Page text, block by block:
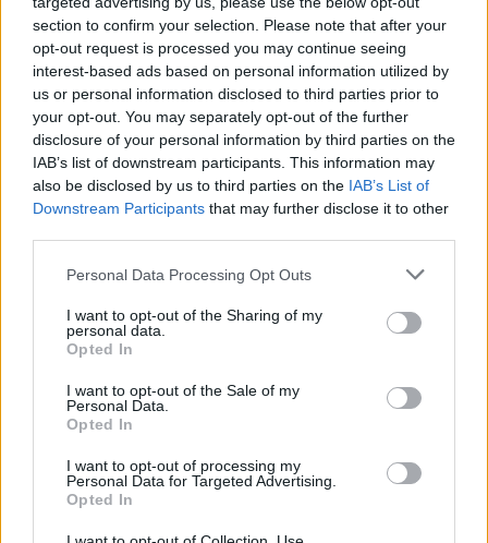
section to confirm your selection. Please note that after your
opt-out request is processed you may continue seeing
interest-based ads based on personal information utilized by
us or personal information disclosed to third parties prior to
your opt-out. You may separately opt-out of the further
disclosure of your personal information by third parties on the
IAB’s list of downstream participants. This information may
also be disclosed by us to third parties on the IAB’s List of
Downstream Participants that may further disclose it to other
Please note that this website/app uses one or more Google
not limited to your visit or usage behaviour. You may click to
grant or deny consent to Google and its third-party tags to
use your data for below specified purposes in below Google
consent section.
Personal Data Processing Opt Outs
I want to opt-out of the Sharing of my
personal data.
Opted In
I want to opt-out of the Sale of my
Personal Data.
Opted In
I want to opt-out of processing my
Personal Data for Targeted Advertising.
Opted In
aggregati comunicati dalla SGR, che descrivono un
avvio promettente ma ancora lontano dal giudizio
finale che verrà espresso alla chiusura completa
del ciclo di vita dei fondi.
AUTORE
Andrea Innocenti
rientro di una cronista napoletana durante una
consolati; è corrispondente esteri che
definisce linee editoriali sulla geopolitica. Nato
rapporti con ONG partenopee.